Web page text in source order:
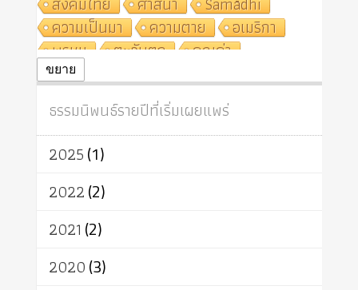
ความเป็นมา
ความตาย
อเมริกา
พรหม
ตะวันตก
คุณค่า
ปฏิจจสมุปบาท
ศาสนาประจำชาติ
อินเดีย
ผู้บริโภค
ธรรมาธิปไตย
จักร
การแยกรัฐกับศาสนา
ธรรมชาติ
เทคโนโลยี
สิทธิ
พุทธบริษัท
อัตถะ
เทวดา
ขยาย
ธรรมนิพนธ์รายปีที่เริ่มเผยแพร่
2025(1)
2022(2)
2021 (2)
2020(3)